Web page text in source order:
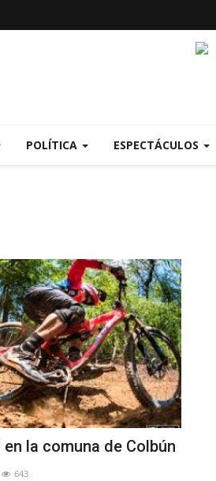
POLÍTICA ESPECTÁCULOS
la comuna de Colbún
643